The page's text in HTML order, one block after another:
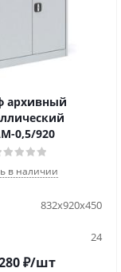
архивный
0,5/920
в наличии
832х920х450
24
₽/шт